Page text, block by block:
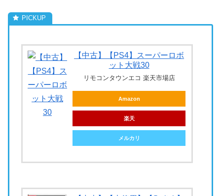
【中古】【PS4】スーパーロボ
ット大戦30
リモコンタウンエコ 楽天市場店
Amazon
楽天
メルカリ